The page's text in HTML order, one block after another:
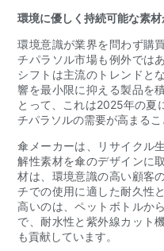
環境に優しく持続可能な素
環境意識が業界を問わず購
チパラソル市場も例外では
シフトは主流のトレンドと
響を最小限に抑える製品を
とって、これは2025年の夏
チパラソルの需要が高まるこ
傘メーカーは、リサイクル
解性素材を傘のデザインに
材は、環境意識の高い顧客
チでの使用に適した耐久性
高いのは、ペットボトルか
で、耐水性と紫外線カット
も貢献しています。